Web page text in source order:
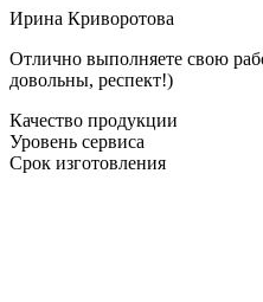
Ирина Криворотова
Отлично выполняете свою
довольны, респект!)
Качество продукции
Уровень сервиса
Срок изготовления